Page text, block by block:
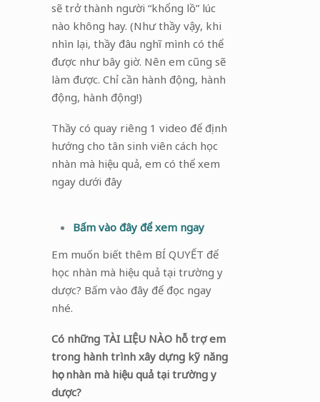
sẽ trở thành người “khổng lồ” lúc
nào không hay. (Như thầy vậy, khi
nhìn lại, thầy đâu nghĩ mình có thể
được như bây giờ. Nên em cũng sẽ
làm được. Chỉ cần hành động, hành
động, hành động!)
Thầy có quay riêng 1 video để định
hướng cho tân sinh viên cách học
nhàn mà hiệu quả, em có thể xem
ngay dưới đây
Bấm vào đây để xem ngay
Em muốn biết thêm BÍ QUYẾT để
học nhàn mà hiệu quả tại trường y
dược? Bấm vào đây để đọc ngay
nhé.
Có những TÀI LIỆU NÀO hỗ trợ em
trong hành trình xây dựng kỹ năng
học nhàn mà hiệu quả tại trường y
dược?